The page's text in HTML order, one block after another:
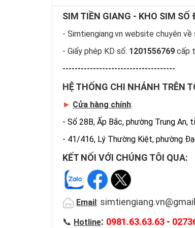
SIM TIỀN GIANG - KHO SIM SỐ
- Simtiengiang.vn website chuyên
- Giấy phép KD số: 1201556769 cấp
-------------------------------------
HỆ THỐNG CHI NHÁNH TRÊN
► Cửa hàng chính:
- Số 28B, Ấp Bắc, phường Trung An,
- 41/416, Lý Thường Kiệt, phường
KẾT NỐI VỚI CHÚNG TÔI QUA:
Email:
📞 Hotline: 0981.63.63.63 -